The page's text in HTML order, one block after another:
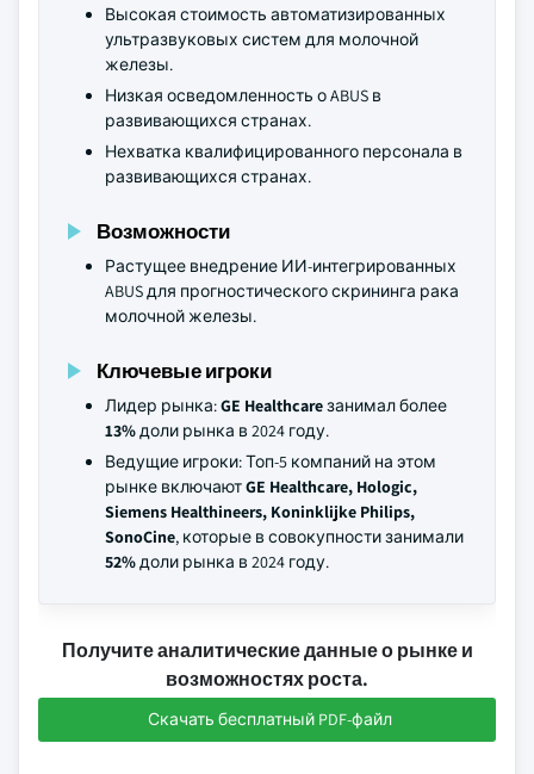
Высокая стоимость автоматизированных
ультразвуковых систем для молочной
железы.
Низкая осведомленность о ABUS в
развивающихся странах.
Нехватка квалифицированного персонала в
развивающихся странах.
Возможности
Растущее внедрение ИИ-интегрированных
ABUS для прогностического скрининга рака
молочной железы.
Ключевые игроки
Лидер рынка:GE Healthcareзанимал более
13%доли рынка в 2024 году.
Ведущие игроки: Топ-5 компаний на этом
рынке включаютGE Healthcare, Hologic,
Siemens Healthineers, Koninklijke Philips,
SonoCine, которые в совокупности занимали
52%доли рынка в 2024 году.
Получите аналитические данные о рынке и
возможностях роста.
Скачать бесплатный PDF-файл